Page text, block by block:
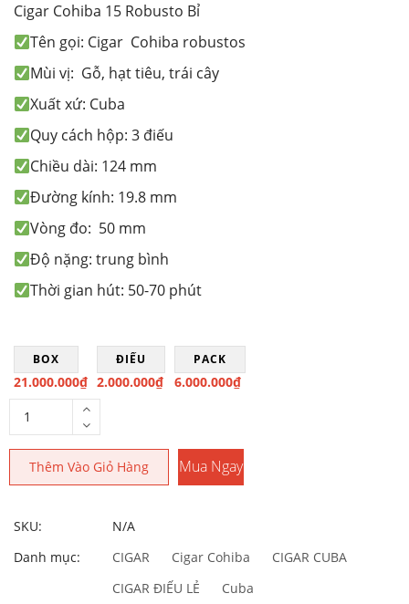
giá:
từ
2,000,000₫
đến
21,000,000₫
Cigar Cohiba 15 Robusto Bỉ
Tên gọi: Cigar Cohiba robustos
Mùi vị: Gỗ, hạt tiêu, trái cây
Xuất xứ: Cuba
Quy cách hộp: 3 điếu
Chiều dài: 124 mm
Đường kính: 19.8 mm
Vòng đo: 50 mm
Độ nặng: trung bình
Thời gian hút: 50-70 phút
BOX
21.000.000₫
ĐIẾU
2.000.000₫
PACK
6.000.000₫
Thêm Vào Giỏ Hàng Mua Ngay
SKU:
N/A
Danh mục:
CIGAR Cigar Cohiba
CIGAR CUBA
CIGAR ĐIẾU LẺ
Cuba